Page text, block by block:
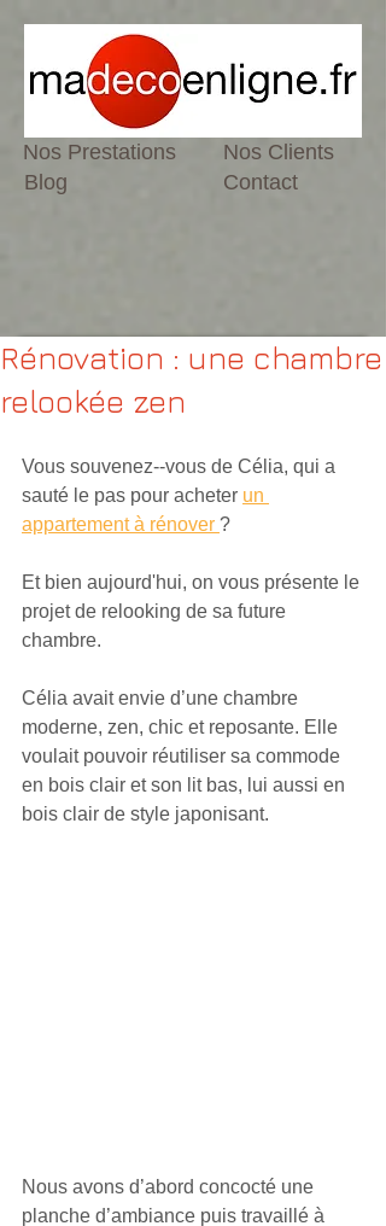
Blog
Nos Prestations
Contact
Nos Clients
Rénovation : une chambre
relookée zen
Vous souvenez-­‐vous de Célia, qui a
sauté le pas pour acheter un
appartement à rénover ?
Et bien aujourd'hui, on vous présente le
projet de relooking de sa future
chambre.
Célia avait envie d’une chambre
moderne, zen, chic et reposante. Elle
voulait pouvoir réutiliser sa commode
en bois clair et son lit bas, lui aussi en
bois clair de style japonisant.
Nous avons d’abord concocté une
planche d’ambiance puis travaillé à